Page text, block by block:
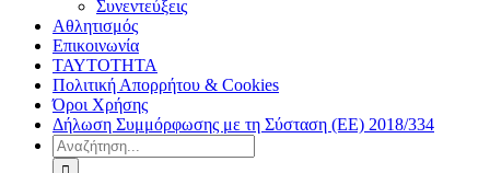
Συνεντεύξεις
Αθλητισμός
Επικοινωνία
ΤΑΥΤΟΤΗΤΑ
Πολιτική Απορρήτου & Cookies
Όροι Χρήσης
Δήλωση Συμμόρφωσης με τη Σύσταση (ΕΕ) 2018/334
Αναζήτηση
για: